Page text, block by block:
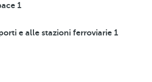
1
e alle stazioni ferroviarie 1